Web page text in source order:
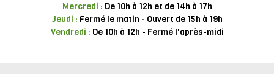
Mercredi : De 10h à 12h et de 14h à 17h
Jeudi : Fermé le matin - Ouvert de 15h à 19h
Vendredi : De 10h à 12h - Fermé l'après-midi